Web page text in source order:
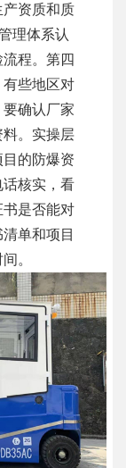
资质和质
理体系认
程。第四
些地区对
确认厂家
。实操层
的防爆资
核实，看
是否能对
单和项目
。